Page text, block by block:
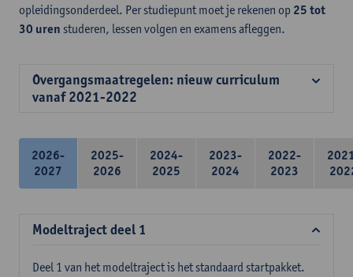
opleidingsonderdeel. Per studiepunt moet je rekenen op 25 tot
30 uren studeren, lessen volgen en examens afleggen.
Overgangsmaatregelen: nieuw curriculum
vanaf 2021-2022
2026-
2027
2025-
2026
2024-
2025
2023-
2024
2022-
2023
Modeltraject deel 1
Deel 1 van het modeltraject is het standaard startpakket.